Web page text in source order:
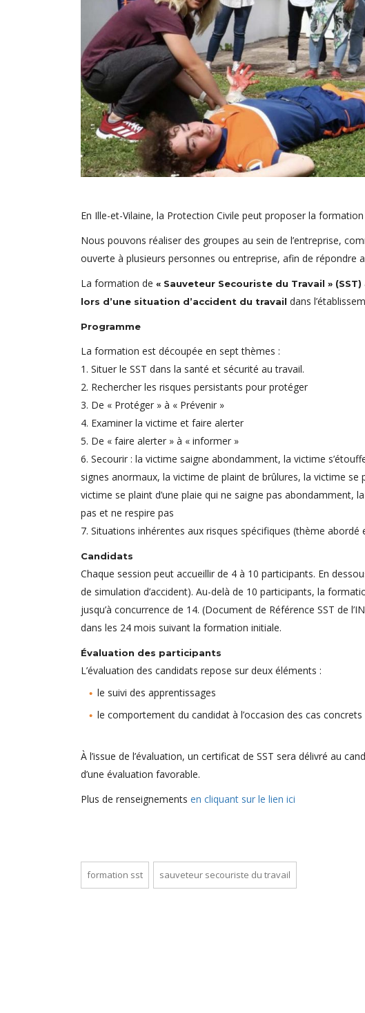
En Ille-et-Vilaine, la Protection Civile peut proposer la
Nous pouvons réaliser des groupes au sein de l’entreprise,
ouverte à plusieurs personnes ou entreprise, afin de répondre
La formation de « Sauveteur Secouriste du Travail » (SST)
lors d’une situation d’accident du travail dans
Programme
La formation est découpée en sept thèmes :
1. Situer le SST dans la santé et sécurité au travail.
2. Rechercher les risques persistants pour protéger
3. De « Protéger » à « Prévenir »
4. Examiner la victime et faire alerter
5. De « faire alerter » à « informer »
6. Secourir : la victime saigne abondamment, la victime
signes anormaux, la victime de plaint de brûlures, la victime
victime se plaint d’une plaie qui ne saigne pas abondamment,
pas et ne respire pas
7. Situations inhérentes aux risques spécifiques (thème
Candidats
Chaque session peut accueillir de 4 à 10 participants. En
de simulation d’accident). Au-delà de 10 participants, la
jusqu’à concurrence de 14. (Document de Référence SST de
dans les 24 mois suivant la formation initiale.
Évaluation des participants
L’évaluation des candidats repose sur deux éléments :
le suivi des apprentissages
le comportement du candidat à l’occasion des cas concrets
À l’issue de l’évaluation, un certificat de SST sera délivré au
d’une évaluation favorable.
Plus de renseignements en cliquant sur le lien ici
formation sst sauveteur secouriste du travail